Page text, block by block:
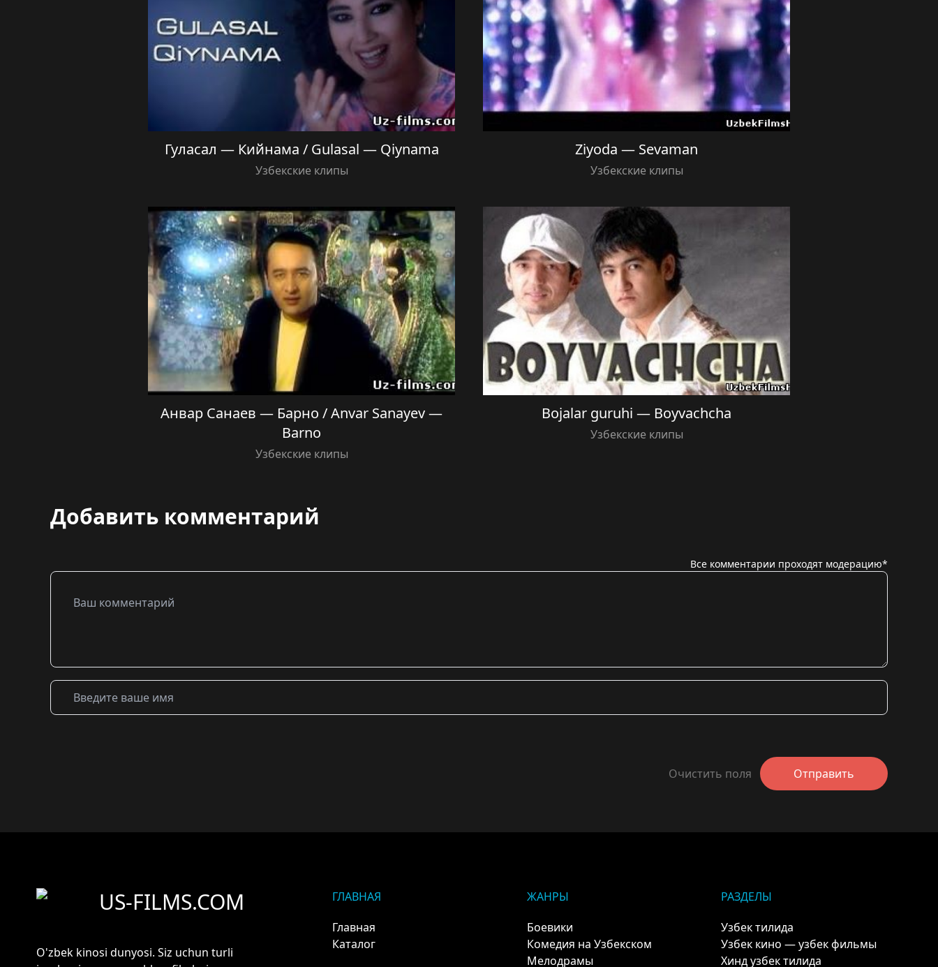
Гуласал — Кийнама / Gulasal — Qiynama
Узбекские клипы
Ziyoda — Sevaman
Узбекские клипы
Анвар Санаев — Барно / Anvar Sanayev —
Barno
Узбекские клипы
Bojalar guruhi — Boyvachcha
Узбекские клипы
Добавить комментарий
Все комментарии проходят модерацию*
Очистить поля Отправить
US-FILMS.COM
O'zbek kinosi dunyosi. Siz uchun turli
ГЛАВНАЯ
Главная
Каталог
ЖАНРЫ
Боевики
Комедия на Узбекском
Мелодрамы
РАЗДЕЛЫ
Узбек тилида
Узбек кино — узбек фильмы
Хинд узбек тилида